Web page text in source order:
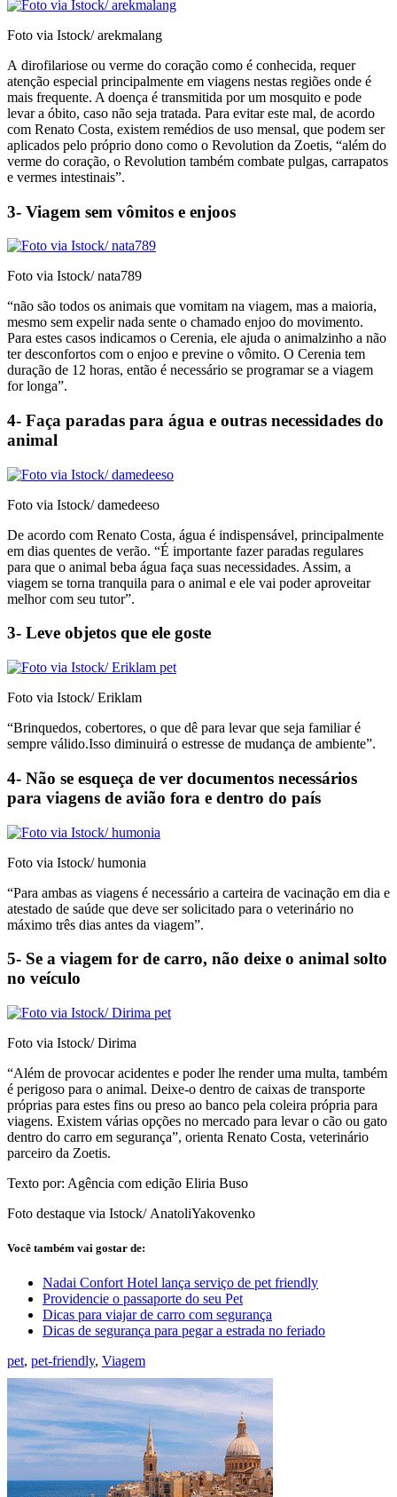
Foto via Istock/ arekmalang
A dirofilariose ou verme do coração como é conhecida, requer
atenção especial principalmente em viagens nestas regiões onde é
mais frequente. A doença é transmitida por um mosquito e pode
levar a óbito, caso não seja tratada. Para evitar este mal, de acordo
com Renato Costa, existem remédios de uso mensal, que podem ser
aplicados pelo próprio dono como o Revolution da Zoetis, “além do
verme do coração, o Revolution também combate pulgas, carrapatos
e vermes intestinais”.
3- Viagem sem vômitos e enjoos
Foto via Istock/ nata789
“não são todos os animais que vomitam na viagem, mas a maioria,
mesmo sem expelir nada sente o chamado enjoo do movimento.
Para estes casos indicamos o Cerenia, ele ajuda o animalzinho a não
ter desconfortos com o enjoo e previne o vômito. O Cerenia tem
duração de 12 horas, então é necessário se programar se a viagem
for longa”.
4- Faça paradas para água e outras necessidades do
animal
Foto via Istock/ damedeeso
De acordo com Renato Costa, água é indispensável, principalmente
em dias quentes de verão. “É importante fazer paradas regulares
para que o animal beba água faça suas necessidades. Assim, a
viagem se torna tranquila para o animal e ele vai poder aproveitar
melhor com seu tutor”.
3- Leve objetos que ele goste
Foto via Istock/ Eriklam
“Brinquedos, cobertores, o que dê para levar que seja familiar é
sempre válido.Isso diminuirá o estresse de mudança de ambiente”.
4- Não se esqueça de ver documentos necessários
para viagens de avião fora e dentro do país
Foto via Istock/ humonia
“Para ambas as viagens é necessário a carteira de vacinação em dia e
atestado de saúde que deve ser solicitado para o veterinário no
máximo três dias antes da viagem”.
5- Se a viagem for de carro, não deixe o animal solto
no veículo
Foto via Istock/ Dirima
“Além de provocar acidentes e poder lhe render uma multa, também
é perigoso para o animal. Deixe-o dentro de caixas de transporte
próprias para estes fins ou preso ao banco pela coleira própria para
viagens. Existem várias opções no mercado para levar o cão ou gato
dentro do carro em segurança”, orienta Renato Costa, veterinário
parceiro da Zoetis.
Texto por: Agência com edição Eliria Buso
Foto destaque via Istock/ AnatoliYakovenko
Você também vai gostar de:
Nadai Confort Hotel lança serviço de pet friendly
Providencie o passaporte do seu Pet
Dicas para viajar de carro com segurança
Dicas de segurança para pegar a estrada no feriado
pet, pet-friendly, Viagem